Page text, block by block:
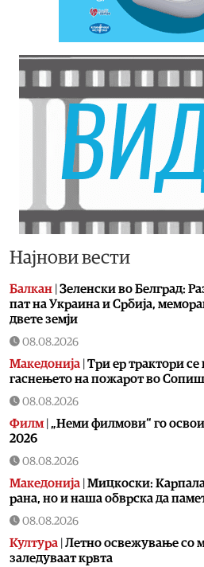
Најнови вести
Балкан Зеленски во Белград:
пат на Украина и Србија,
двете земји
08.08.2026
Македонија Три ер трактори се
гаснењето на пожарот во
08.08.2026
Филм „Неми филмови“ го
2026
08.08.2026
Македонија Мицкоски:
рана, но и наша обврска да
08.08.2026
Култура Летно освежување со
заледуваат крвта